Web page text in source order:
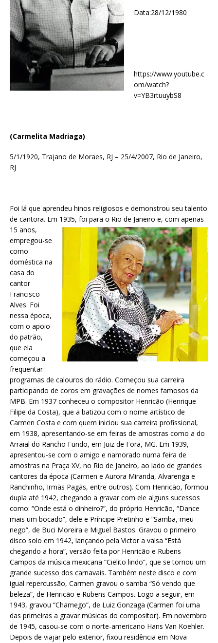
Data:28/12/1980
https://www.youtube.c
om/watch?
v=YB3rtuuybS8
(Carmelita Madriaga)
5/1/1920, Trajano de Moraes, RJ – 25/4/2007, Rio de Janeiro,
RJ
Foi lá que aprendeu hinos religiosos e demonstrou seu talento
de cantora. Em 1935, foi para o Rio de Janeiro e, com apenas
15 anos,
empregou-se
como
doméstica na
casa do
cantor
Francisco
Alves. Foi
nessa época,
com o apoio
do patrão,
que ela
começou a
frequentar
programas de calouros do rádio. Começou sua carreira
participando de coros em gravações de nomes famosos da
MPB. Em 1937 conheceu o compositor Henricão (Henrique
Filipe da Costa), que a batizou com o nome artístico de
Carmen Costa e com quem iniciou sua carreira profissional,
em 1938, apresentando-se em feiras de amostras como a do
Arraial do Rancho Fundo, em Juiz de Fora, MG. Em 1939,
apresentou-se com o amigo e namorado numa feira de
amostras na Praça XV, no Rio de Janeiro, ao lado de grandes
cantores da época (Carmen e Aurora Miranda, Alvarenga e
Ranchinho, Irmãs Pagãs, entre outros). Com Henricão, formou
dupla até 1942, chegando a gravar com ele alguns sucessos
como: “Onde está o dinheiro?”, do próprio Henricão, “Dance
mais um bocado”, dele e Príncipe Pretinho e “Samba, meu
nego”, de Buci Moreira e Miguel Bastos. Gravou o primeiro
disco solo em 1942, lançando pela Victor a valsa “Está
chegando a hora”, versão feita por Henricão e Rubens
Campos da música mexicana “Cielito lindo”, que se tornou um
grande sucesso dos carnavais. Também neste disco e com
igual repercussão, Carmen gravou o samba “Só vendo que
beleza”, de Henricão e Rubens Campos. Logo a seguir, em
1943, gravou “Chamego”, de Luiz Gonzaga (Carmen foi uma
das primeiras a gravar músicas do compositor). Em novembro
de 1945, casou-se com o norte-americano Hans Van Koehler.
Depois de viajar pelo exterior, fixou residência em Nova